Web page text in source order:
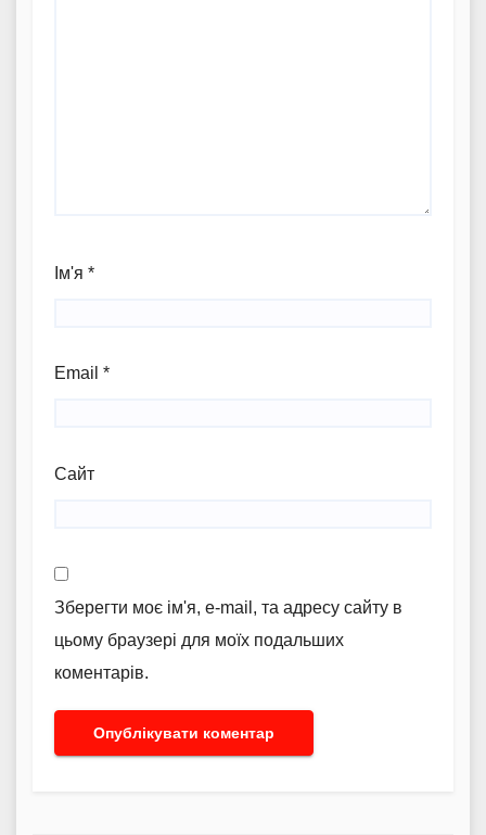
Ім'я *
Email *
Сайт
Зберегти моє ім'я, e-mail, та адресу сайту в
цьому браузері для моїх подальших
коментарів.